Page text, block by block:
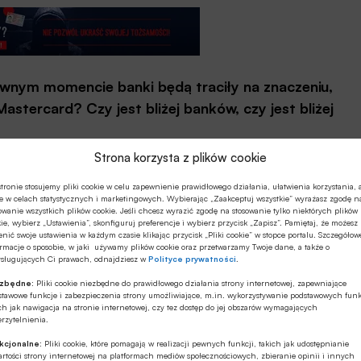
Strona korzysta z plików cookie
stosujemy pliki cookie w celu zapewnienie prawidłowego działania, ułatwienia korzystania, a
w celach statystycznych i marketingowych. Wybierając „Zaakceptuj wszystkie” wyrażasz zgodę
wszystkich plików cookie. Jeśli chcesz wyrazić zgodę na stosowanie tylko niektórych plików
wybierz „Ustawienia”, skonfiguruj preferencje i wybierz przycisk „Zapisz”. Pamiętaj, że możesz
swoje ustawienia w każdym czasie klikając przycisk „Pliki cookie” w stopce portalu.
o sposobie, w jaki używamy plików cookie oraz przetwarzamy Twoje dane, a także o
Ci prawach, odnajdziesz wPolityce prywatności
Pliki cookie niezbędne do prawidłowego działania strony internetowej, zapewniające
funkcje i zabezpieczenia strony umożliwiające, m.in. wykorzystywanie podstawowych
jak nawigacja na stronie internetowej, czy tez dostęp do jej obszarów wymagających
Pliki cookie, które pomagają w realizacji pewnych funkcji, takich jak udostępnianie
strony internetowej na platformach mediów społecznościowych, zbieranie opinii i innych
momencie banki będą traciły na znaczeniu,
Czy jest bliżej banków, czy jest bliżej
ekosystemu. Bliżej nam oczywiście do
w krótkim terminie stroną, która najbardziej
właśnie banki.
ogóle o bankach?
powodu, że banki w naszym kraju na tle ich
są bardzo innowacyjne i bardzo progresywne.
dyrektywę PSD2 i otwartą bankowość. Ale